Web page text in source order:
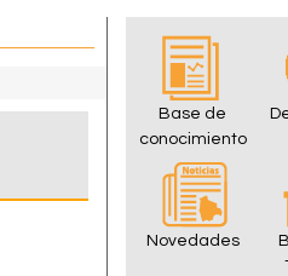
Base de
conocimiento
Novedades